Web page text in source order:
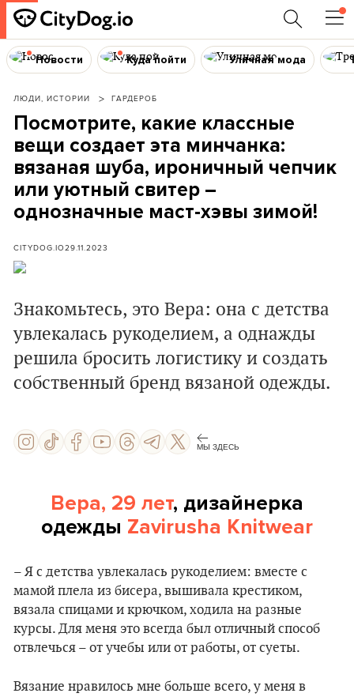
Новости Куда пойти Уличная мода
ЛЮДИ, ИСТОРИИ ГАРДЕРОБ
Посмотрите, какие классные
вещи создает эта минчанка:
вязаная шуба, ироничный чепчик
или уютный свитер –
однозначные маст-хэвы зимой!
CITYDOG.IO29.11.2023
Знакомьтесь, это Вера: она с детства
увлекалась рукоделием, а однажды
решила бросить логистику и создать
собственный бренд вязаной одежды.
МЫ ЗДЕСЬ
Вера, 29 лет, дизайнерка
одежды Zavirusha Knitwear
– Я с детства увлекалась рукоделием: вместе с
мамой плела из бисера, вышивала крестиком,
вязала спицами и крючком, ходила на разные
курсы. Для меня это всегда был отличный способ
отвлечься – от учебы или от работы, от суеты.
Вязание нравилось мне больше всего, у меня в